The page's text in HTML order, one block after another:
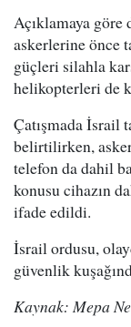
Açıklamaya
askerlerine önce
güçleri silahla
helikopterleri de
Çatışmada İsrail
belirtilirken,
telefon da dahil
konusu cihazın
ifade edildi.
İsrail ordusu,
güvenlik
Kaynak: Mepa